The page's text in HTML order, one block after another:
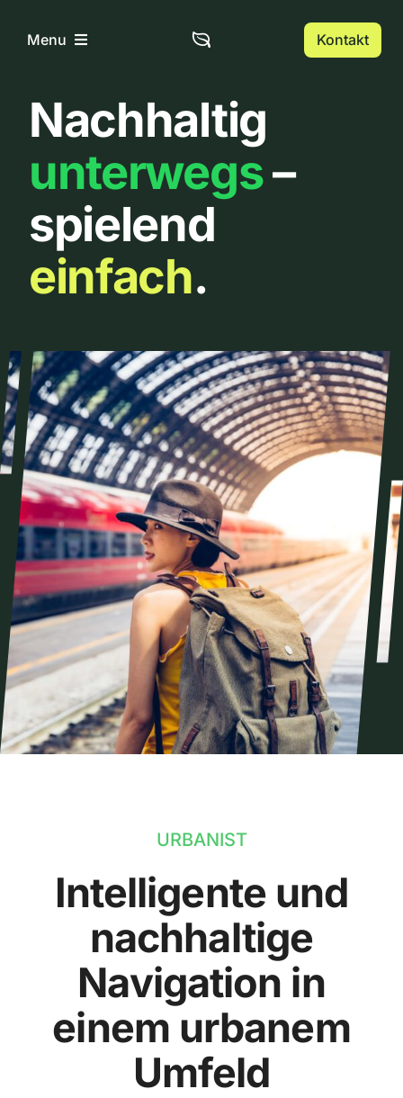
InhaltMenu
Home
Über uns
Urbanlist
Kontakt
Nachhaltig
unterwegs–
spielend
einfach.
URBANIST
Intelligente und
nachhaltige
Navigation in
einem urbanem
Umfeld